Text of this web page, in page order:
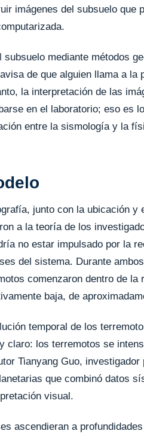
imágenes del subsuelo que
subsuelo mediante métodos
de que alguien llama a la
la interpretación de las
en el laboratorio; eso es
entre la sismología y la
junto con la ubicación y
a la teoría de los
no estar impulsado por la
del sistema. Durante
comenzaron dentro de la
baja, de
temporal de los
claro: los terremotos se
Tianyang Guo, investigador
que combinó datos
visual.
ascendieran a